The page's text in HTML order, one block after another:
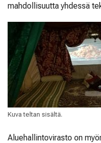
mahdollisuutta yhdessä
Kuva teltan sisältä.
Aluehallintovirasto on